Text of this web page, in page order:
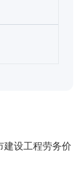
建设工程劳务价